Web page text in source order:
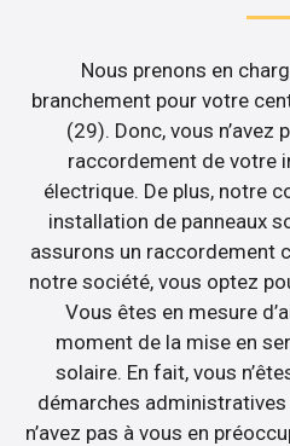
Nous prenons en
branchement pour votre
(29). Donc, vous n’avez
raccordement de votre
électrique. De plus, notre
installation de panneaux
assurons un raccordement
notre société, vous optez
Vous êtes en mesure
moment de la mise en
solaire. En fait, vous
démarches
n’avez pas à vous en